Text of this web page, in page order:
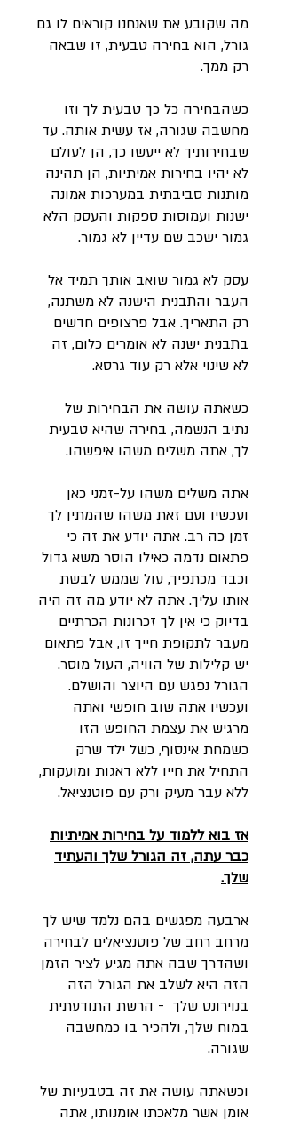
מה שקובע את שאנחנו קוראים לו גם
גורל, הוא בחירה טבעית, זו שבאה
רק ממך.
כשהבחירה כל כך טבעית לך וזו
מחשבה שגורה, אז עשית אותה. עד
שבחירותיך לא ייעשו כך, הן לעולם
לא יהיו בחירות אמיתיות, הן תהינה
מותנות סביבתית במערכות אמונה
ישנות ועמוסות ספקות והעסק הלא
גמור ישכב שם עדיין לא גמור.
עסק לא גמור שואב אותך תמיד אל
העבר והתבנית הישנה לא משתנה,
רק התאריך. אבל פרצופים חדשים
בתבנית ישנה לא אומרים כלום, זה
לא שינוי אלא רק עוד גרסא.
כשאתה עושה את הבחירות של
נתיב הנשמה, בחירה שהיא טבעית
לך, אתה משלים משהו איפשהו.
אתה משלים משהו על-זמני כאן
ועכשיו ועם זאת משהו שהמתין לך
זמן כה רב. אתה יודע את זה כי
פתאום נדמה כאילו הוסר משא גדול
וכבד מכתפיך, עול שממש לבשת
אותו עליך. אתה לא יודע מה זה היה
בדיוק כי אין לך זכרונות הכרתיים
מעבר לתקופת חייך זו, אבל פתאום
יש קלילות של הוויה, העול מוסר.
הגורל נפגש עם היוצר והושלם.
ועכשיו אתה שוב חופשי ואתה
מרגיש את עצמת החופש הזו
כשמחת אינסוף, כשל ילד שרק
התחיל את חייו ללא דאגות ומועקות,
ללא עבר מעיק ורק עם פוטנציאל.
אז בוא ללמוד על בחירות אמיתיות
כבר עתה, זה הגורל שלך והעתיד
שלך.
ארבעה מפגשים בהם נלמד שיש לך
מרחב רחב של פוטנציאלים לבחירה
ושהדרך שבה אתה מגיע לציר הזמן
הזה היא לשלב את הגורל הזה
בנוירונט שלך - הרשת התודעתית
במוח שלך, ולהכיר בו כמחשבה
שגורה.
וכשאתה עושה את זה בטבעיות של
אומן אשר מלאכתו אומנותו, אתה